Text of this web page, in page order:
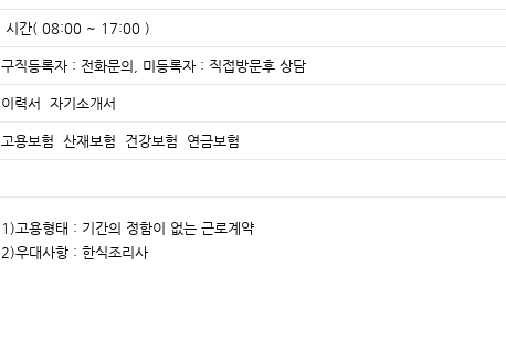
시간( 08:00 ~ 17:00 )
구직등록자 : 전화문의, 미등록자 : 직접방문후 상담
이력서 자기소개서
고용보험 산재보험 건강보험 연금보험
1)고용형태 : 기간의 정함이 없는 근로계약
2)우대사항 : 한식조리사